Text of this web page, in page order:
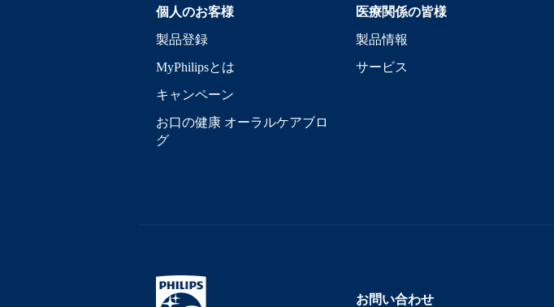
個人のお客様
製品登録
MyPhilipsとは
キャンペーン
お口の健康 オーラルケアブロ
グ
医療関係の皆様
製品情報
サービス
お問い合わせ